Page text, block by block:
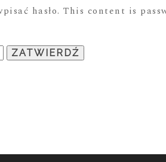
hasło. This content is